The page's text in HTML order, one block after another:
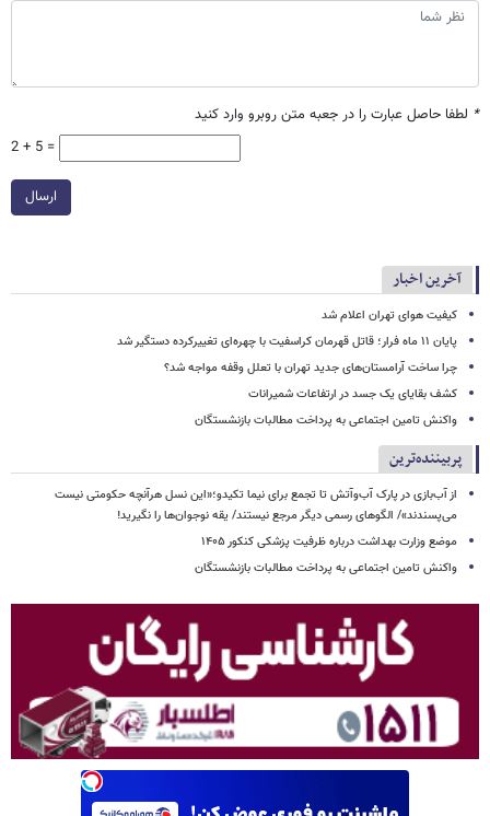
* لطفا حاصل عبارت را در جعبه متن روبرو وارد کنید
2 + 5 =
ارسال
آخرین اخبار
کیفیت هوای تهران اعلام شد
پایان ۱۱ ماه فرار؛ قاتل قهرمان کراسفیت با چهره‌ای تغییرکرده دستگیر شد
چرا ساخت آرامستان‌های جدید تهران با تعلل وقفه مواجه شد؟
کشف بقایای یک جسد در ارتفاعات شمیرانات
واکنش تامین اجتماعی به پرداخت مطالبات بازنشستگان
پربیننده‌ترین
از آب‌بازی در پارک آب‌وآتش تا تجمع برای نیما تکیدو؛«این نسل هرآنچه حکومتی نیست
می‌پسندند»/ الگوهای رسمی دیگر مرجع نیستند/ یقه نوجوان‌ها را نگیرید!
موضع وزارت بهداشت درباره ظرفیت پزشکی کنکور ۱۴۰۵
واکنش تامین اجتماعی به پرداخت مطالبات بازنشستگان